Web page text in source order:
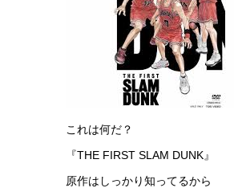
これは何だ？
『THE FIRST SLAM DUNK』
原作はしっかり知ってるから